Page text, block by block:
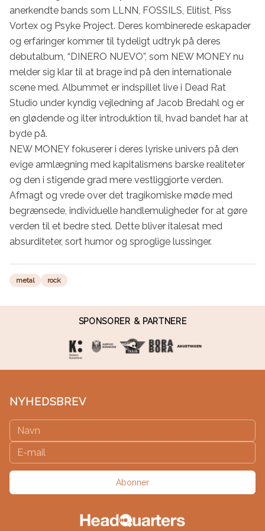
anerkendte bands som LLNN, FOSSILS, Elitist, Piss
Vortex og Psyke Project. Deres kombinerede eskapader
og erfaringer kommer til tydeligt udtryk på deres
debutalbum, “DINERO NUEVO”, som NEW MONEY nu
melder sig klar til at brage ind på den internationale
scene med. Albummet er indspillet live i Dead Rat
Studio under kyndig vejledning af Jacob Bredahl og er
en glødende og ilter introduktion til, hvad bandet har at
byde på.
NEW MONEY fokuserer i deres lyriske univers på den
evige armlægning med kapitalismens barske realiteter
og den i stigende grad mere vestliggjorte verden.
Afmagt og vrede over det tragikomiske møde med
begrænsede, individuelle handlemuligheder for at gøre
verden til et bedre sted. Dette bliver italesat med
absurditeter, sort humor og sproglige lussinger.
metal rock
SPONSORER & PARTNERE
NYHEDSBREV
Abonner